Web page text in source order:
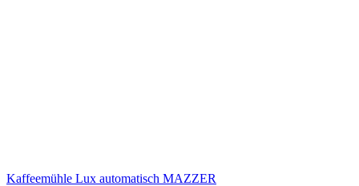
Kaffeemühle Lux automatisch MAZZER